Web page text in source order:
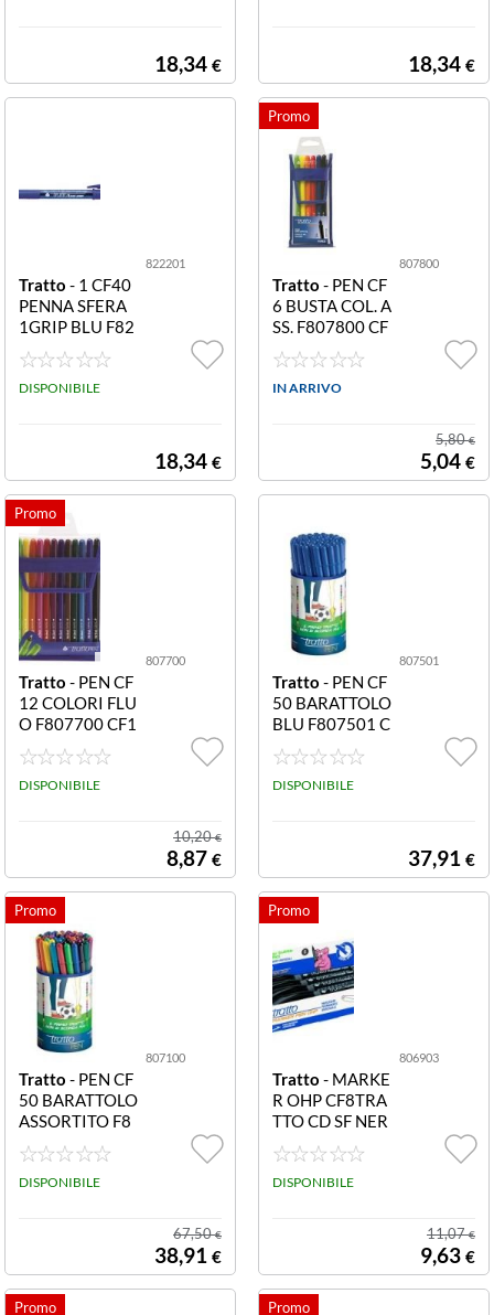
18,34 € 18,34 €
822201
Tratto - 1 CF40
PENNA SFERA
1GRIP BLU F82
2201 CF40PEN
NA SFERA TRA
TTO 1GRIP BLU
DISPONIBILE
18,34 €
807800
Tratto - PEN CF
6 BUSTA COL. A
SS. F807800 CF
6 TRATTO PEN
BUSTA COL. AS
S.
IN ARRIVO
5,80€
5,04 €
807700
Tratto - PEN CF
12 COLORI FLU
O F807700 CF1
2 TRATTO PEN
COLORI FLUO
DISPONIBILE
10,20€
8,87 €
807501
Tratto - PEN CF
50 BARATTOLO
BLU F807501 C
F50 BARATTOL
O TRATTO PEN
BLU
DISPONIBILE
37,91 €
807100
Tratto - PEN CF
50 BARATTOLO
ASSORTITO F8
07100 CF50 BA
RATTOLO TRAT
TO PEN ASSOR
DISPONIBILE
67,50€
38,91 €
806903
Tratto - MARKE
R OHP CF8TRA
TTO CD SF NER
O F806903 AST
UCCIO 8 PZ TR
ATTO CD MAR
ENTE PER TUT
TE LE SUPERFI
DISPONIBILE
11,07€
9,63 €